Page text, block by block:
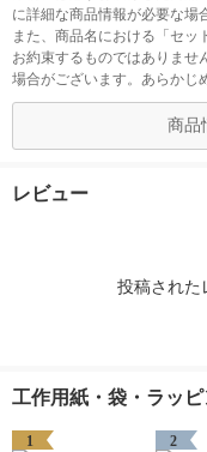
に詳細な商品情報が必要な場
また、商品名における「セッ
お約束するものではありませ
場合がございます。あらかじ
商品
レビュー
投稿された
工作用紙・袋・ラッ
1 2